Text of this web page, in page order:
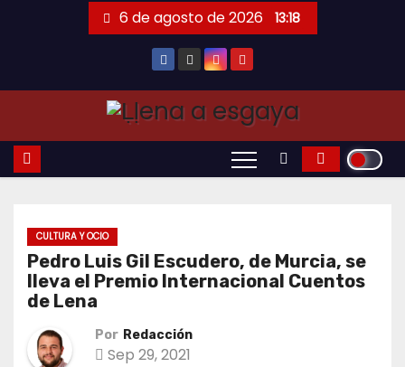
6 de agosto de 2026 13:18
CULTURA Y OCIO
Pedro Luis Gil Escudero, de Murcia, se
lleva el Premio Internacional Cuentos
de Lena
Por Redacción
Sep 29, 2021